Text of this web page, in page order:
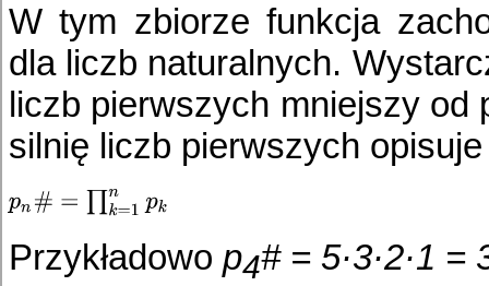
W tym zbiorze funkcja
dla liczb naturalnych.
liczb pierwszych mniejszy od
silnię liczb pierwszych
Przykładowo p4# = 5·3·2·1 =